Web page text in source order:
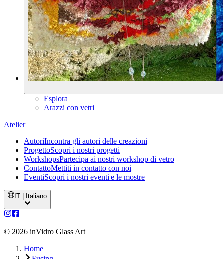
Esplora
Arazzi con vetri
Atelier
AutoriIncontra gli autori delle creazioni
ProgettoScopri i nostri progetti
WorkshopsPartecipa ai nostri workshop di vetro
ContattoMettiti in contatto con noi
EventiScopri i nostri eventi e le mostre
IT | Italiano
© 2026 inVidro Glass Art
Home